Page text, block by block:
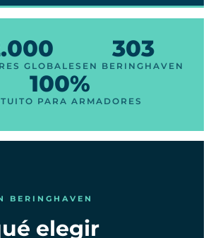
GLOBALES
303
EN BERINGHAVEN
100%
PARA ARMADORES
BERINGHAVEN
elegir